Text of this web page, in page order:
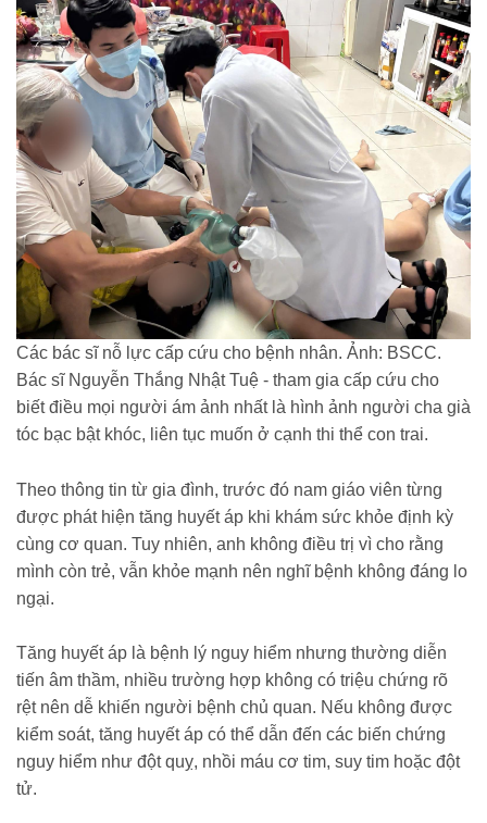
Các bác sĩ nỗ lực cấp cứu cho bệnh nhân. Ảnh: BSCC.
Bác sĩ Nguyễn Thắng Nhật Tuệ - tham gia cấp cứu cho
biết điều mọi người ám ảnh nhất là hình ảnh người cha già
tóc bạc bật khóc, liên tục muốn ở cạnh thi thể con trai.
Theo thông tin từ gia đình, trước đó nam giáo viên từng
được phát hiện tăng huyết áp khi khám sức khỏe định kỳ
cùng cơ quan. Tuy nhiên, anh không điều trị vì cho rằng
mình còn trẻ, vẫn khỏe mạnh nên nghĩ bệnh không đáng lo
ngại.
Tăng huyết áp là bệnh lý nguy hiểm nhưng thường diễn
tiến âm thầm, nhiều trường hợp không có triệu chứng rõ
rệt nên dễ khiến người bệnh chủ quan. Nếu không được
kiểm soát, tăng huyết áp có thể dẫn đến các biến chứng
nguy hiểm như đột quỵ, nhồi máu cơ tim, suy tim hoặc đột
tử.